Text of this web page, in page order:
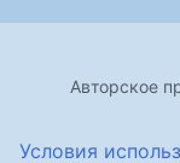
Авторское
Условия